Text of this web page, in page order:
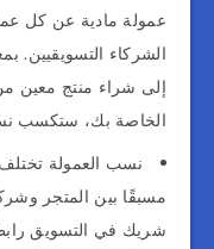
عمولة مادية عن كل
الشركاء التسويقيين.
إلى شراء منتج معين
الخاصة بك، ستكسب
نسب العمولة
مسبقًا بين المتجر
شريك في التسويق